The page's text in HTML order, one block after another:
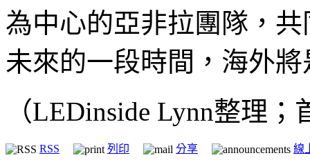
為中心的亞非拉團隊，
未來的一段時間，海外
（LEDinside Lynn整理
RSS 列印 分享 線